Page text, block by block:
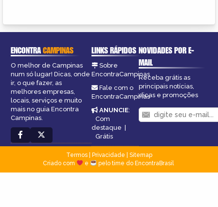
ENCONTRACAMPINAS
O melhor de Campinas
num só lugar! Dicas, onde
ir, o que fazer, as
melhores empresas,
locais, serviços e muito
mais no guia Encontra
Campinas.
LINKS RÁPIDOS
Sobre
EncontraCampinas
Fale com o
EncontraCampinas
ANUNCIE:
Com
destaque |
Grátis
NOVIDADES POR E-
MAIL
Receba grátis as
principais notícias,
dicas e promoções
Termos| Privacidade
Sitemap
Criado com
e pelo time do EncontraBrasil